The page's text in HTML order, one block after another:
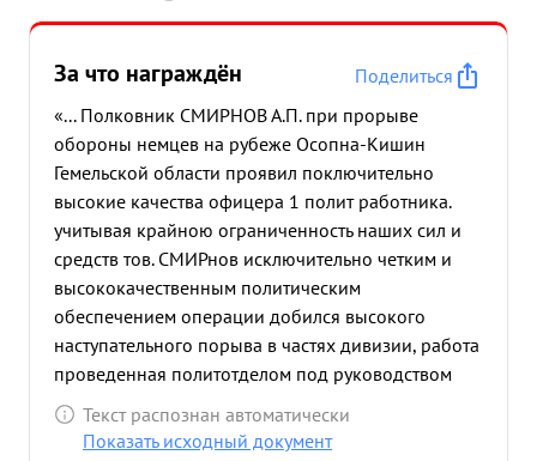
За что награждён
Поделиться
«... Полковник СМИРНОВ А.П. при прорыве
обороны немцев на рубеже Осопна-Кишин
Гемельской области проявил поключительно
высокие качества офицера 1 полит работника.
учитывая крайною ограниченность наших сил и
средств тов. СМИРнов исключительно четким и
высококачественным политическим
обеспечением операции добился высокого
наступательного порыва в частях дивизии, работа
проведенная политотделом под руководством
тов. СМИРНОВА в решающей степени
способствовала тому, что сильная оборона
Текст распознан автоматически
Показать исходный документ